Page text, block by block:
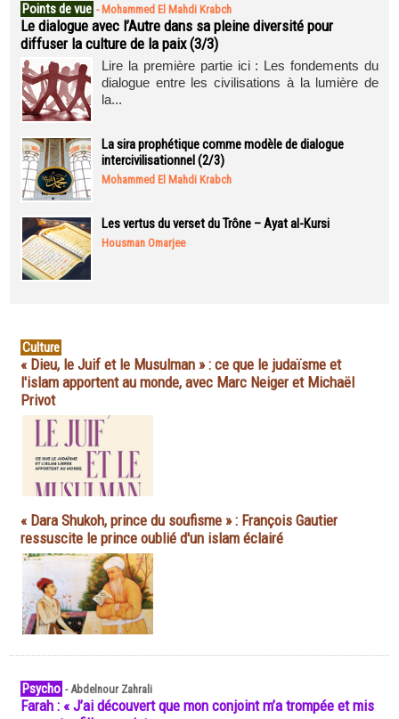
Points de vue - Mohammed El Mahdi Krabch
Le dialogue avec l’Autre dans sa pleine diversité pour
diffuser la culture de la paix (3/3)
Lire la première partie ici : Les fondements du
dialogue entre les civilisations à la lumière de
la...
La sira prophétique comme modèle de dialogue
intercivilisationnel (2/3)
Mohammed El Mahdi Krabch
Les vertus du verset du Trône – Ayat al-Kursi
Housman Omarjee
Culture
« Dieu, le Juif et le Musulman » : ce que le judaïsme et
l'islam apportent au monde, avec Marc Neiger et Michaël
Privot
« Dara Shukoh, prince du soufisme » : François Gautier
ressuscite le prince oublié d'un islam éclairé
Psycho -Abdelnour Zahrali
Farah : « J’ai découvert que mon conjoint m’a trompée et mis